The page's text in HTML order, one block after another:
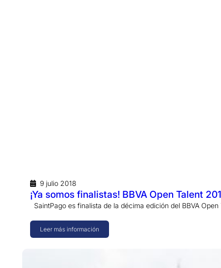
9 julio 2018
¡Ya somos finalistas! BBVA Open Talent
SaintPago es finalista de la décima edición del BBVA
Leer más información